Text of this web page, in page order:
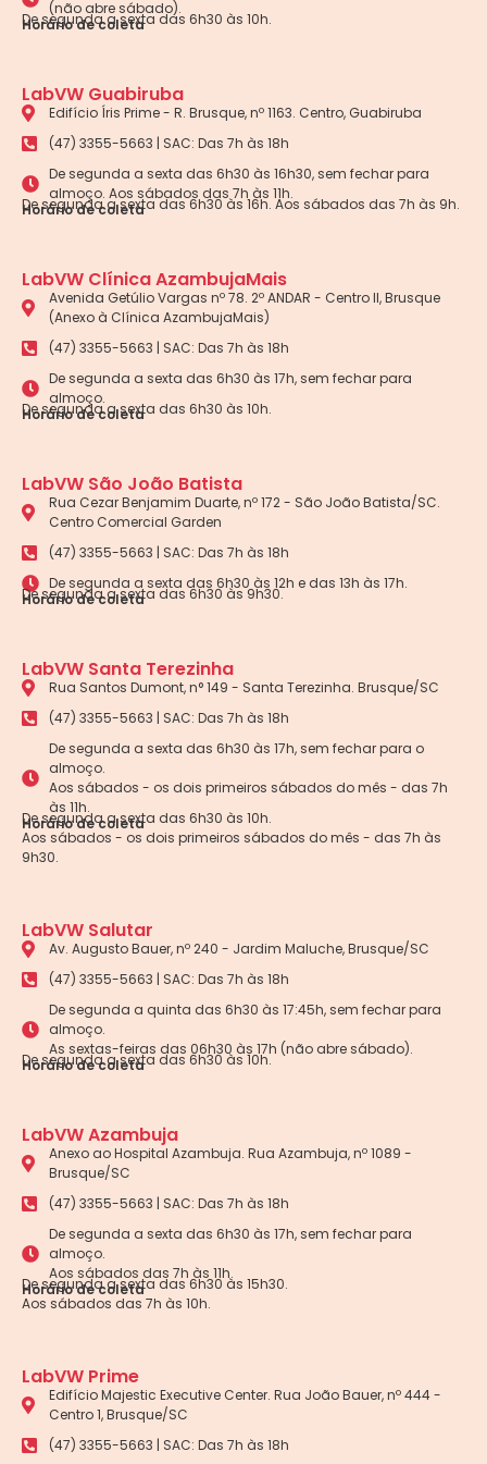
(não abre sábado).
Horário de coleta
De segunda a sexta das 6h30 às 10h.
LabVW Guabiruba
Edifício Íris Prime - R. Brusque, nº 1163. Centro, Guabiruba
(47) 3355-5663 | SAC: Das 7h às 18h
De segunda a sexta das 6h30 às 16h30, sem fechar para
almoço. Aos sábados das 7h às 11h.
Horário de coleta
De segunda a sexta das 6h30 às 16h. Aos sábados das 7h às 9h.
LabVW Clínica AzambujaMais
Avenida Getúlio Vargas nº 78. 2º ANDAR - Centro II, Brusque
(Anexo à Clínica AzambujaMais)
(47) 3355-5663 | SAC: Das 7h às 18h
De segunda a sexta das 6h30 às 17h, sem fechar para
almoço.
Horário de coleta
De segunda a sexta das 6h30 às 10h.
LabVW São João Batista
Rua Cezar Benjamim Duarte, nº 172 - São João Batista/SC.
Centro Comercial Garden
(47) 3355-5663 | SAC: Das 7h às 18h
De segunda a sexta das 6h30 às 12h e das 13h às 17h.
Horário de coleta
De segunda a sexta das 6h30 às 9h30.
LabVW Santa Terezinha
Rua Santos Dumont, n° 149 - Santa Terezinha. Brusque/SC
(47) 3355-5663 | SAC: Das 7h às 18h
De segunda a sexta das 6h30 às 17h, sem fechar para o
almoço.
Aos sábados - os dois primeiros sábados do mês - das 7h
às 11h.
Horário de coleta
De segunda a sexta das 6h30 às 10h.
Aos sábados - os dois primeiros sábados do mês - das 7h às
9h30.
LabVW Salutar
Av. Augusto Bauer, nº 240 - Jardim Maluche, Brusque/SC
(47) 3355-5663 | SAC: Das 7h às 18h
De segunda a quinta das 6h30 às 17:45h, sem fechar para
almoço.
As sextas-feiras das 06h30 às 17h (não abre sábado).
Horário de coleta
De segunda a sexta das 6h30 às 10h.
LabVW Azambuja
Anexo ao Hospital Azambuja. Rua Azambuja, nº 1089 -
Brusque/SC
(47) 3355-5663 | SAC: Das 7h às 18h
De segunda a sexta das 6h30 às 17h, sem fechar para
almoço.
Aos sábados das 7h às 11h.
Horário de coleta
De segunda a sexta das 6h30 às 15h30.
Aos sábados das 7h às 10h.
LabVW Prime
Edifício Majestic Executive Center. Rua João Bauer, nº 444 -
Centro 1, Brusque/SC
(47) 3355-5663 | SAC: Das 7h às 18h